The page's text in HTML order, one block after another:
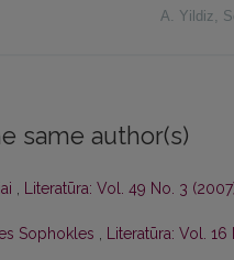
A. Yildiz,
same author(s)
, Literatūra: Vol. 49 No. 3
Sophokles , Literatūra: Vol. 16